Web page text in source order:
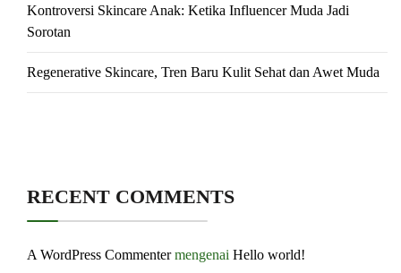
Kontroversi Skincare Anak: Ketika Influencer Muda Jadi
Sorotan
Regenerative Skincare, Tren Baru Kulit Sehat dan Awet Muda
RECENT COMMENTS
A WordPress Commentermengenai Hello world!